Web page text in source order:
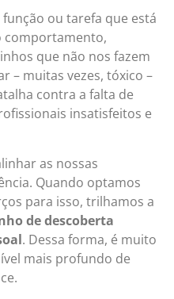
ou tarefa que está
comportamento,
que não nos fazem
– muitas vezes, tóxico –
contra a falta de
insatisfeitos e
as nossas
Quando optamos
para isso, trilhamos a
de descoberta
. Dessa forma, é muito
mais profundo de